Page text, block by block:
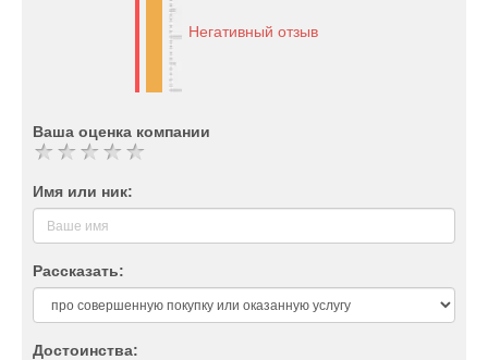
Негативный отзыв
Ваша оценка компании
Имя или ник:
Рассказать:
Достоинства: